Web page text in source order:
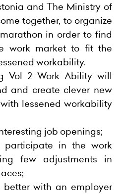
and The Ministry of
together, to organize
in order to find
work market to fit the
workability.
Vol 2 Work Ability will
and create clever new
lessened workability
job openings;
in the work
few adjustments in
with an employer